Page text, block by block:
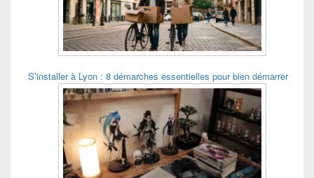
S’installer à Lyon : 8 démarches essentielles pour bien démarrer